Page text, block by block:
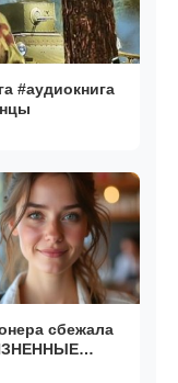
#аудиокнига
сбежала